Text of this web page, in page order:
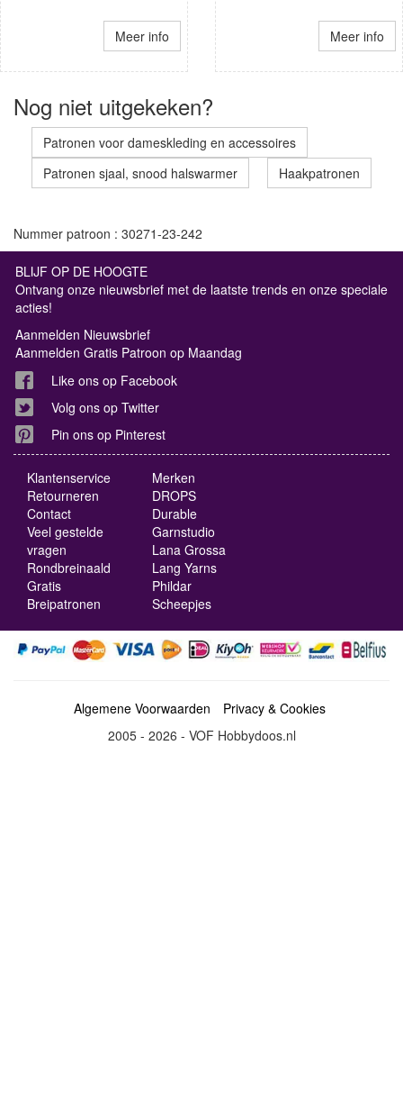
Meer info Meer info
Nog niet uitgekeken?
Patronen voor dameskleding en accessoires
Patronen sjaal, snood halswarmer
Haakpatronen
Nummer patroon : 30271-23-242
BLIJF OP DE HOOGTE
Ontvang onze nieuwsbrief met de laatste trends en onze speciale
acties!
Aanmelden Nieuwsbrief
Aanmelden Gratis Patroon op Maandag
Like ons op Facebook
Volg ons op Twitter
Pin ons op Pinterest
Klantenservice
Retourneren
Contact
Veel gestelde
vragen
Rondbreinaald
Gratis
Breipatronen
Merken
DROPS
Durable
Garnstudio
Lana Grossa
Lang Yarns
Phildar
Scheepjes
Algemene Voorwaarden
Privacy & Cookies
2005 - 2026 - VOF Hobbydoos.nl